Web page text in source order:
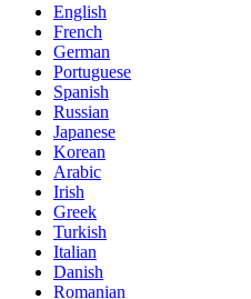
English
French
German
Portuguese
Spanish
Russian
Japanese
Korean
Arabic
Irish
Greek
Turkish
Italian
Danish
Romanian